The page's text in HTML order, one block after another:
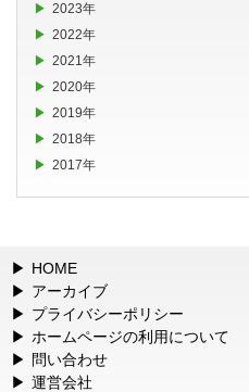
2023年
2022年
2021年
2020年
2019年
2018年
2017年
HOME
アーカイブ
プライバシーポリシー
ホームページの利用について
問い合わせ
運営会社